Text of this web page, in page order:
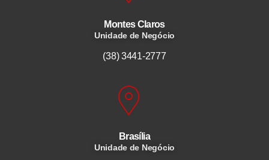
Montes Claros
Unidade de Negócio
(38) 3441-2777
Brasília
Unidade de Negócio